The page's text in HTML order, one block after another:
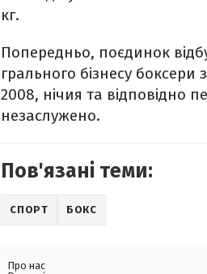
кг.
Попередньо, поєдинок
грального бізнесу боксери
2008, нічия та відповідно
незаслужено.
Пов'язані теми:
СПОРТ БОКС
Про нас